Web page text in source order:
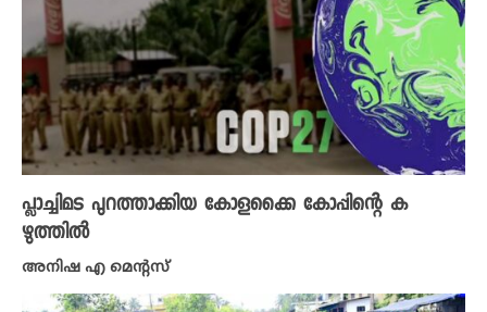
പ്ലാച്ചിമട പുറത്താക്കിയ കോളക്കൈ കോപ്പിന്റെ ക
ഴുത്തിൽ
അനിഷ എ മെന്റസ്